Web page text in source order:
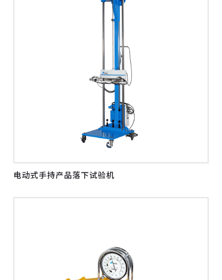
电动式手持产品落下试验机